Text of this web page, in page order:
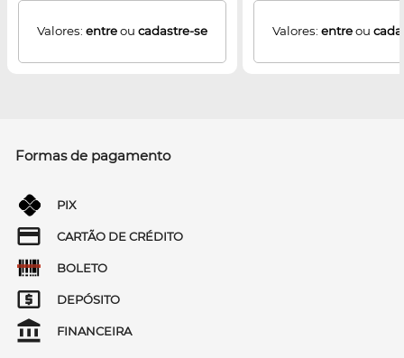
Valores: entreou cadastre-se Valores: entreou
Formas de pagamento
PIX
CARTÃO DE CRÉDITO
BOLETO
DEPÓSITO
FINANCEIRA